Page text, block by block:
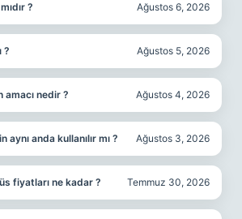
? Ağustos 6, 2026
? Ağustos 5, 2026
amacı nedir ? Ağustos 4, 2026
anda kullanılır mı ? Ağustos 3, 2026
fiyatları ne kadar ? Temmuz 30, 2026